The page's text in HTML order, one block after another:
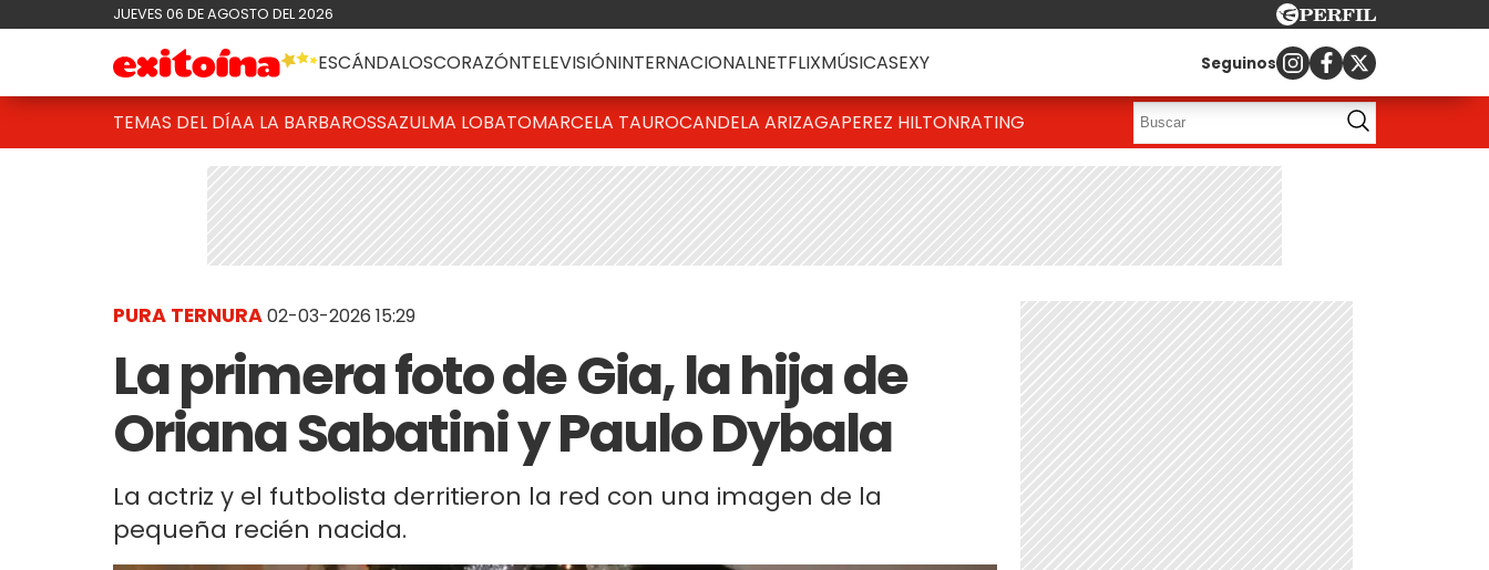
JUEVES 06 DE AGOSTO DEL 2026
ESCÁNDALOSCORAZÓNTELEVISIÓNINTERNACIONALNETFLIXMÚSICASEXY Seguinos
TEMAS DEL DÍAA LA BARBAROSSAZULMA LOBATOMARCELA TAUROCANDELA ARIZAGAPEREZ HILTONRATING
PURA TERNURA02-03-2026 15:29
La primera foto de Gia, la hija de
Oriana Sabatini y Paulo Dybala
La actriz y el futbolista derritieron la red con una imagen de la
pequeña recién nacida.